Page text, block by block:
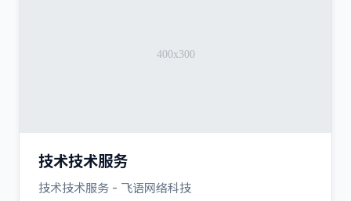
技术技术服务
技术技术服务 - 飞语网络科技